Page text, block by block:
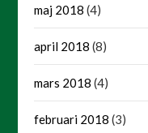
maj 2018 (4)
april 2018 (8)
mars 2018 (4)
februari 2018 (3)